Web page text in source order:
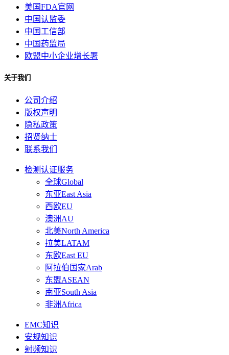
美国FDA官网
中国认监委
中国工信部
中国药监局
欧盟中小企业增长署
关于我们
公司介绍
版权声明
隐私政策
招贤纳士
联系我们
检测认证服务
全球Global
东亚East Asia
西欧EU
澳洲AU
北美North America
拉美LATAM
东欧East EU
阿拉伯国家Arab
东盟ASEAN
南亚South Asia
非洲Africa
EMC知识
安规知识
射频知识